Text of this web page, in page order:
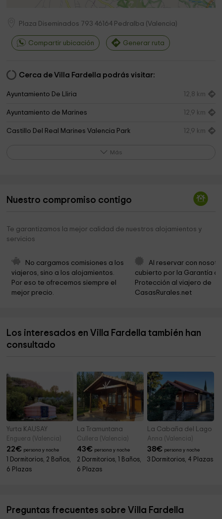
Plaza Diseminados 793 46164 Pedralba (Valencia)
Compartir ubicación Generar ruta
Cerca de Villa Fardella podrás visitar:
Ayuntamiento De Lliria 12,8 km
Ayuntamiento de Marines 12,9 km
Castillo Del Real Marines Valencia Park 12,9 km
Más
Nuestro compromiso contigo
Te garantizamos la mejor calidad de nuestros alojamientos y
servicios
No cargamos comisiones a los
viajeros, sino a los alojamientos.
Por eso te ofrecemos siempre el
mejor precio.
Al reservar con
cubierto por la Garantía
Protección al viajero de
CasasRurales.net
Los interesados en Villa Fardella también han
consultado
Yurta KAUSAY
Enguera (Valencia)
22€ persona y noche
1 Dormitorios, 2 Baños,
6 Plazas
La Tramuntana
Cullera (Valencia)
43€ persona y noche
2 Dormitorios, 1 Baños,
6 Plazas
La Cabaña del Lago
Anna (Valencia)
38€ persona y noche
3 Dormitorios, 4 Plazas
Preguntas frecuentes sobre Villa Fardella